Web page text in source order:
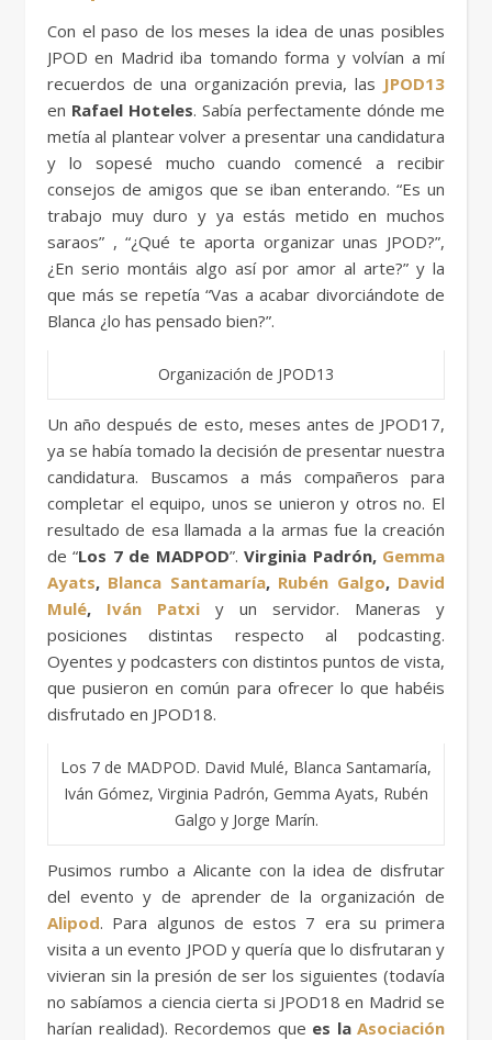
Con el paso de los meses la idea de unas posibles
JPOD en Madrid iba tomando forma y volvían a mí
recuerdos de una organización previa, las JPOD13
en Rafael Hoteles. Sabía perfectamente dónde me
metía al plantear volver a presentar una candidatura
y lo sopesé mucho cuando comencé a recibir
consejos de amigos que se iban enterando. “Es un
trabajo muy duro y ya estás metido en muchos
saraos” , “¿Qué te aporta organizar unas JPOD?”,
¿En serio montáis algo así por amor al arte?” y la
que más se repetía “Vas a acabar divorciándote de
Blanca ¿lo has pensado bien?”.
Organización de JPOD13
Un año después de esto, meses antes de JPOD17,
ya se había tomado la decisión de presentar nuestra
candidatura. Buscamos a más compañeros para
completar el equipo, unos se unieron y otros no. El
resultado de esa llamada a la armas fue la creación
de “Los 7 de MADPOD”.Virginia Padrón, Gemma
Ayats, Blanca Santamaría, Rubén Galgo, David
Mulé, Iván Patxi y un servidor. Maneras y
posiciones distintas respecto al podcasting.
Oyentes y podcasters con distintos puntos de vista,
que pusieron en común para ofrecer lo que habéis
disfrutado en JPOD18.
Los 7 de MADPOD. David Mulé, Blanca Santamaría,
Iván Gómez, Virginia Padrón, Gemma Ayats, Rubén
Galgo y Jorge Marín.
Pusimos rumbo a Alicante con la idea de disfrutar
del evento y de aprender de la organización de
Alipod. Para algunos de estos 7 era su primera
visita a un evento JPOD y quería que lo disfrutaran y
vivieran sin la presión de ser los siguientes (todavía
no sabíamos a ciencia cierta si JPOD18 en Madrid se
harían realidad). Recordemos que es la Asociación